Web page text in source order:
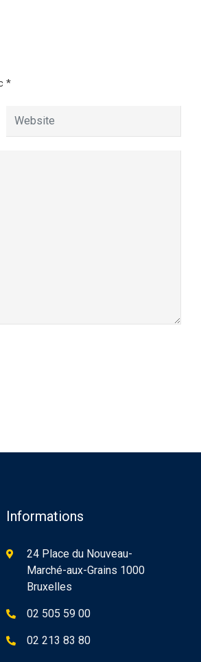
*
Informations
24 Place du Nouveau-
Marché-aux-Grains 1000
Bruxelles
02 505 59 00
02 213 83 80